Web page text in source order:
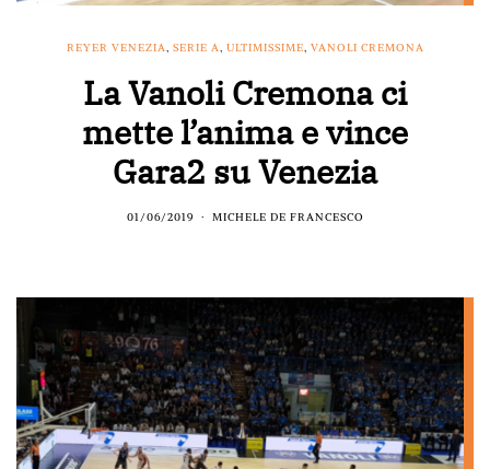
REYER VENEZIA, SERIE A, ULTIMISSIME, VANOLI CREMONA
La Vanoli Cremona ci
mette l’anima e vince
Gara2 su Venezia
01/06/2019 MICHELE DE FRANCESCO